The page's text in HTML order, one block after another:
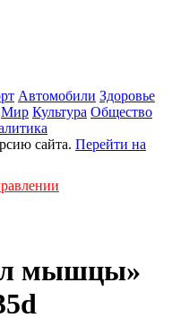
Автомобили Здоровье
Мир Культура Общество
сайта. Перейти на
мышцы»